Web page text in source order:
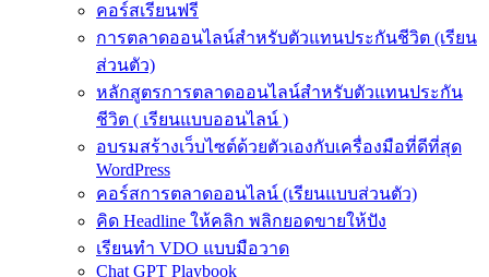
คอร์สเรียนฟรี
การตลาดออนไลน์สำหรับตัวแทนประกันชีวิต (เรียน
ส่วนตัว)
หลักสูตรการตลาดออนไลน์สำหรับตัวแทนประกัน
ชีวิต ( เรียนแบบออนไลน์ )
อบรมสร้างเว็บไซต์ด้วยตัวเองกับเครื่องมือที่ดีที่สุด
WordPress
คอร์สการตลาดออนไลน์ (เรียนแบบส่วนตัว)
คิด Headline ให้คลิก พลิกยอดขายให้ปัง
เรียนทำ VDO แบบมือวาด
Chat GPT Playbook